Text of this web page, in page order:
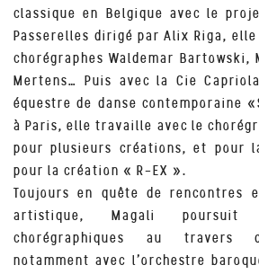
classique en Belgique avec le
Passerelles dirigé par Alix Riga,
chorégraphes Waldemar Bartowski,
Mertens… Puis avec la Cie
équestre de danse contemporaine
à Paris, elle travaille avec le
pour plusieurs créations, et pour
pour la création « R-EX ».
Toujours en quête de rencontres
artistique, Magali poursuit
chorégraphiques au travers
notamment avec l’orchestre